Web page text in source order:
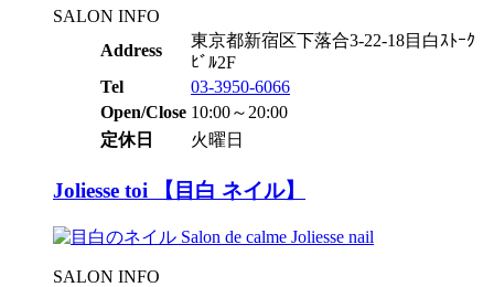
SALON INFO
Address
東京都新宿区下落合3-22-18目白ｽﾄｰｸ
ﾋﾞﾙ2F
Tel
03-3950-6066
Open/Close 10:00～20:00
定休日
火曜日
Joliesse toi 【目白 ネイル】
SALON INFO